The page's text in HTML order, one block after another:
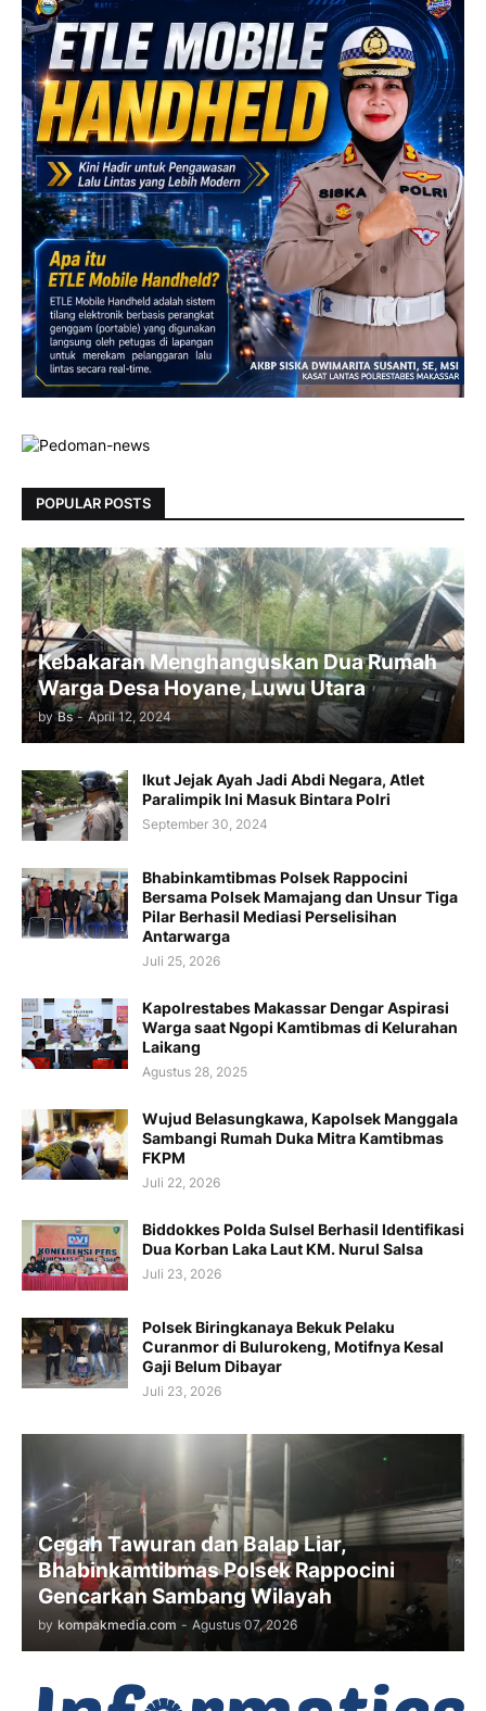
POPULAR POSTS
Kebakaran Menghanguskan Dua Rumah
Warga Desa Hoyane, Luwu Utara
by Bs - April 12, 2024
Ikut Jejak Ayah Jadi Abdi Negara, Atlet
Paralimpik Ini Masuk Bintara Polri
September 30, 2024
Bhabinkamtibmas Polsek Rappocini
Bersama Polsek Mamajang dan Unsur Tiga
Pilar Berhasil Mediasi Perselisihan
Antarwarga
Juli 25, 2026
Kapolrestabes Makassar Dengar Aspirasi
Warga saat Ngopi Kamtibmas di Kelurahan
Laikang
Agustus 28, 2025
Wujud Belasungkawa, Kapolsek Manggala
Sambangi Rumah Duka Mitra Kamtibmas
FKPM
Juli 22, 2026
Biddokkes Polda Sulsel Berhasil Identifikasi
Dua Korban Laka Laut KM. Nurul Salsa
Juli 23, 2026
Polsek Biringkanaya Bekuk Pelaku
Curanmor di Bulurokeng, Motifnya Kesal
Gaji Belum Dibayar
Juli 23, 2026
Cegah Tawuran dan Balap Liar,
Bhabinkamtibmas Polsek Rappocini
Gencarkan Sambang Wilayah
by kompakmedia.com - Agustus 07, 2026